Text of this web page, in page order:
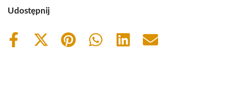
Udostępnij
Share
Share
Share
Share
Share
Share